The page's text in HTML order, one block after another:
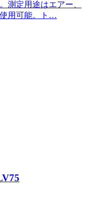
測定用途はエアー、
用可能。ト…